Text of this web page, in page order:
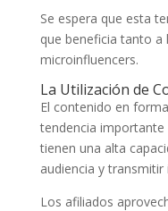
Se espera que esta
que beneficia tanto
microinfluencers.
La Utilización de
El contenido en
tendencia importante
tienen una alta
audiencia y
Los afiliados